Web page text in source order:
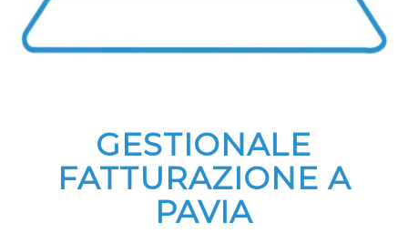
GESTIONALE
FATTURAZIONE A
PAVIA